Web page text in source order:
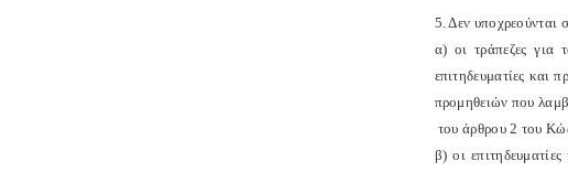
5. Δεν
α) οι τράπεζες για
επιτηδευματίες
προμηθειών που
του άρθρου 2 του
β) οι